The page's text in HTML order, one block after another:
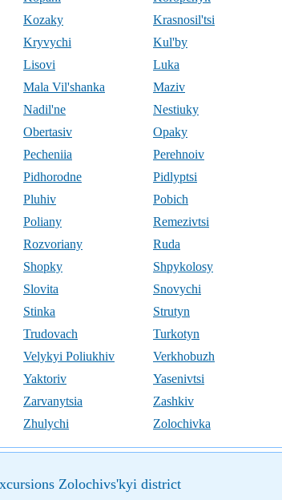
Kozaky Krasnosil'tsi
Kryvychi Kul'by
Lisovi Luka
Mala Vil'shanka Maziv
Nadil'ne Nestiuky
Obertasiv Opaky
Pecheniia Perehnoiv
Pidhorodne Pidlyptsi
Pluhiv Pobich
Poliany Remezivtsi
Rozvoriany Ruda
Shopky Shpykolosy
Slovita Snovychi
Stinka Strutyn
Trudovach Turkotyn
Velykyi Poliukhiv Verkhobuzh
Yaktoriv Yasenivtsi
Zarvanytsia Zashkiv
Zhulychi Zolochivka
Zolochivs'kyi district